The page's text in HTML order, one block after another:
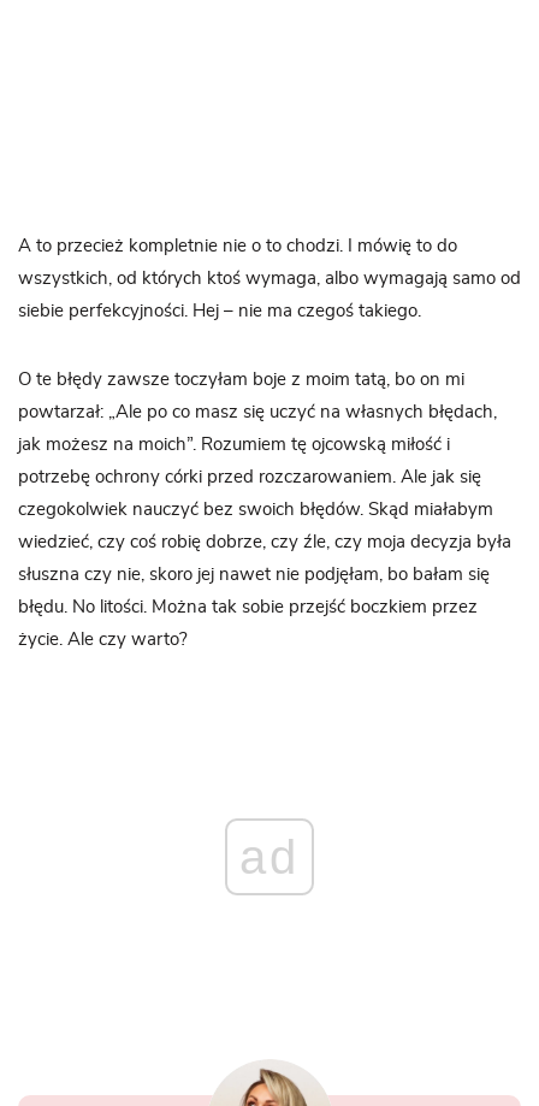
A to przecież kompletnie nie o to chodzi. I mówię to do
wszystkich, od których ktoś wymaga, albo wymagają samo od
siebie perfekcyjności. Hej – nie ma czegoś takiego.
O te błędy zawsze toczyłam boje z moim tatą, bo on mi
powtarzał: „Ale po co masz się uczyć na własnych błędach,
jak możesz na moich”. Rozumiem tę ojcowską miłość i
potrzebę ochrony córki przed rozczarowaniem. Ale jak się
czegokolwiek nauczyć bez swoich błędów. Skąd miałabym
wiedzieć, czy coś robię dobrze, czy źle, czy moja decyzja była
słuszna czy nie, skoro jej nawet nie podjęłam, bo bałam się
błędu. No litości. Można tak sobie przejść boczkiem przez
życie. Ale czy warto?
ad